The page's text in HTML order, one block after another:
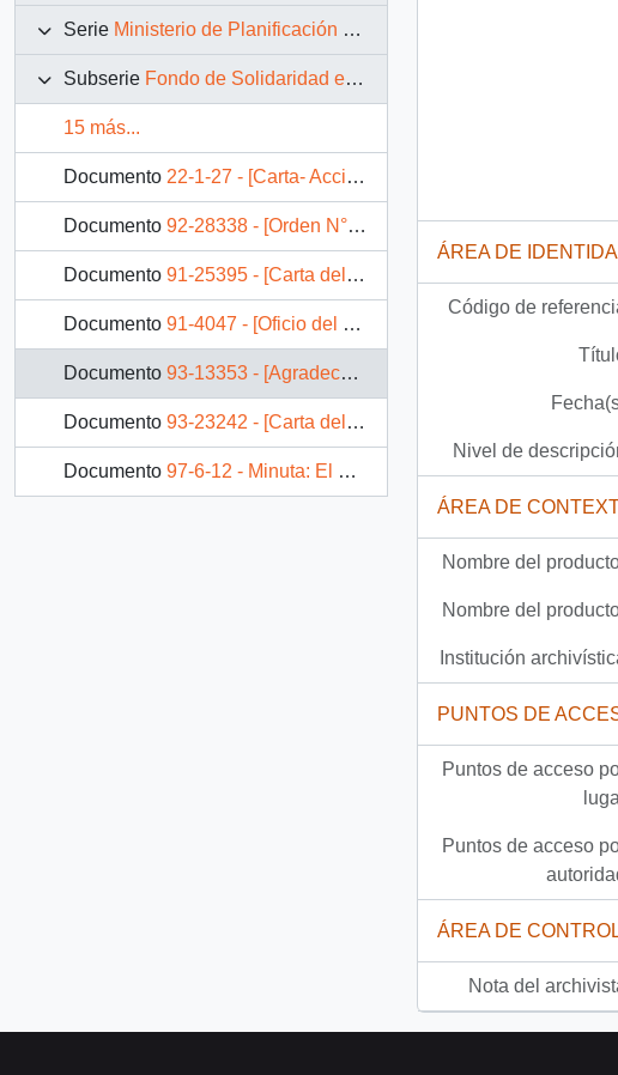
Serie Ministerio de Planificación y Cooperación
Subserie Fondo de Solidaridad e Inversión Social (FOSIS)
15 más...
Documento 22-1-27 - [Carta- Acción de Fosis].
Documento 92-28338 - [Orden N° 1132 y 1134 del Fondo de Solidaridad e Inversión]
Documento 91-25395 - [Carta del Director Ejecutivo de FOSIS dirigida al Jefe de Gabinete Presidencial, referente a lanzamiento del programa nacional de riego campesino]
Documento 91-4047 - [Oficio del Jefe de Gabinete Presidencial dirigido al Director Ejecutivo Fondo de Solidaridad e Inversión Social (FOSIS), Sr. Patricio Fernández Seyler]
Documento 93-13353 - [Agradece el ejemplar de la "MEMORIA 1992"]
Documento 93-23242 - [Carta del Director Ejecutivo de FOSIS mediante la cual da respuesta a solicitud de apoyo a pequeña empresa]
Documento 97-6-12 - Minuta: El FOSIS y el apoyo al pueblo mapuche en la IXa Región de la Araucanía
ÁREA DE
Código de
Nivel de
ÁREA DE
Nombre del
Nombre del
Institución
PUNTOS DE
Puntos de acceso
Puntos de acceso
ÁREA DE
Nota del